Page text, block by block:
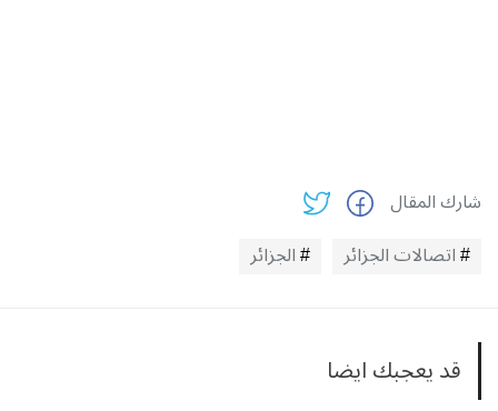
شارك المقال
اتصالات الجزائر
الجزائر
قد يعجبك ايضا